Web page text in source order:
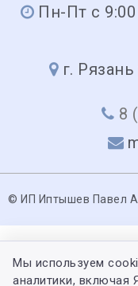
Пн-Пт с
г.
8
© ИП Иптышев Павел
Мы используем
аналитики, включая